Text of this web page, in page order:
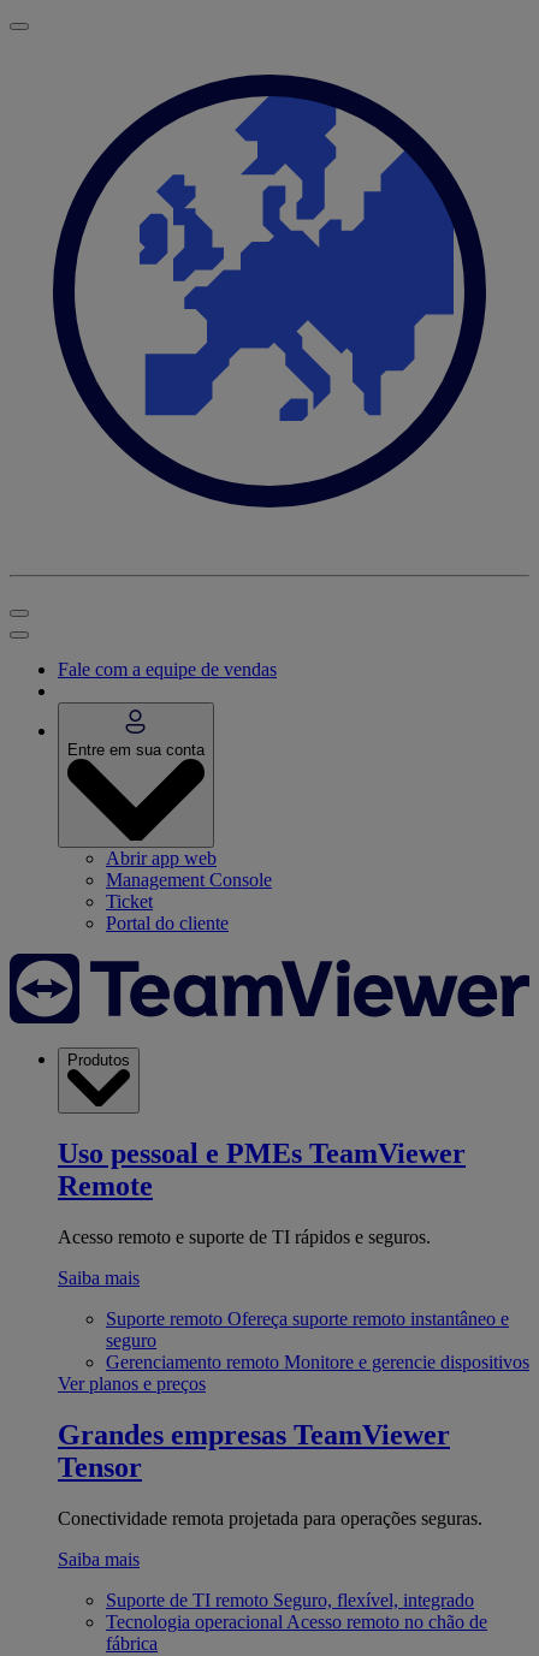
Fale com a equipe de vendas
Entre em sua conta
Abrir app web
Management Console
Ticket
Portal do cliente
Produtos
Uso pessoal e PMEs TeamViewer
Remote
Acesso remoto e suporte de TI rápidos e seguros.
Saiba mais
Suporte remoto Ofereça suporte remoto instantâneo e
seguro
Gerenciamento remoto Monitore e gerencie dispositivos
Ver planos e preços
Grandes empresas TeamViewer
Tensor
Conectividade remota projetada para operações seguras.
Saiba mais
Suporte de TI remoto Seguro, flexível, integrado
Tecnologia operacional Acesso remoto no chão de
fábrica